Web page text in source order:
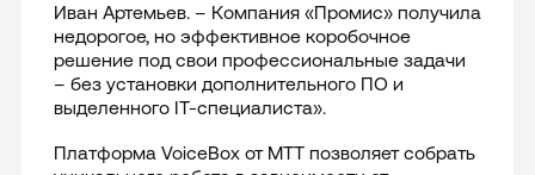
Иван Артемьев. – Компания «Промис» получила
недорогое, но эффективное коробочное
решение под свои профессиональные задачи
– без установки дополнительного ПО и
выделенного IT-специалиста».
Платформа VoiceBoх от МТТ позволяет собрать